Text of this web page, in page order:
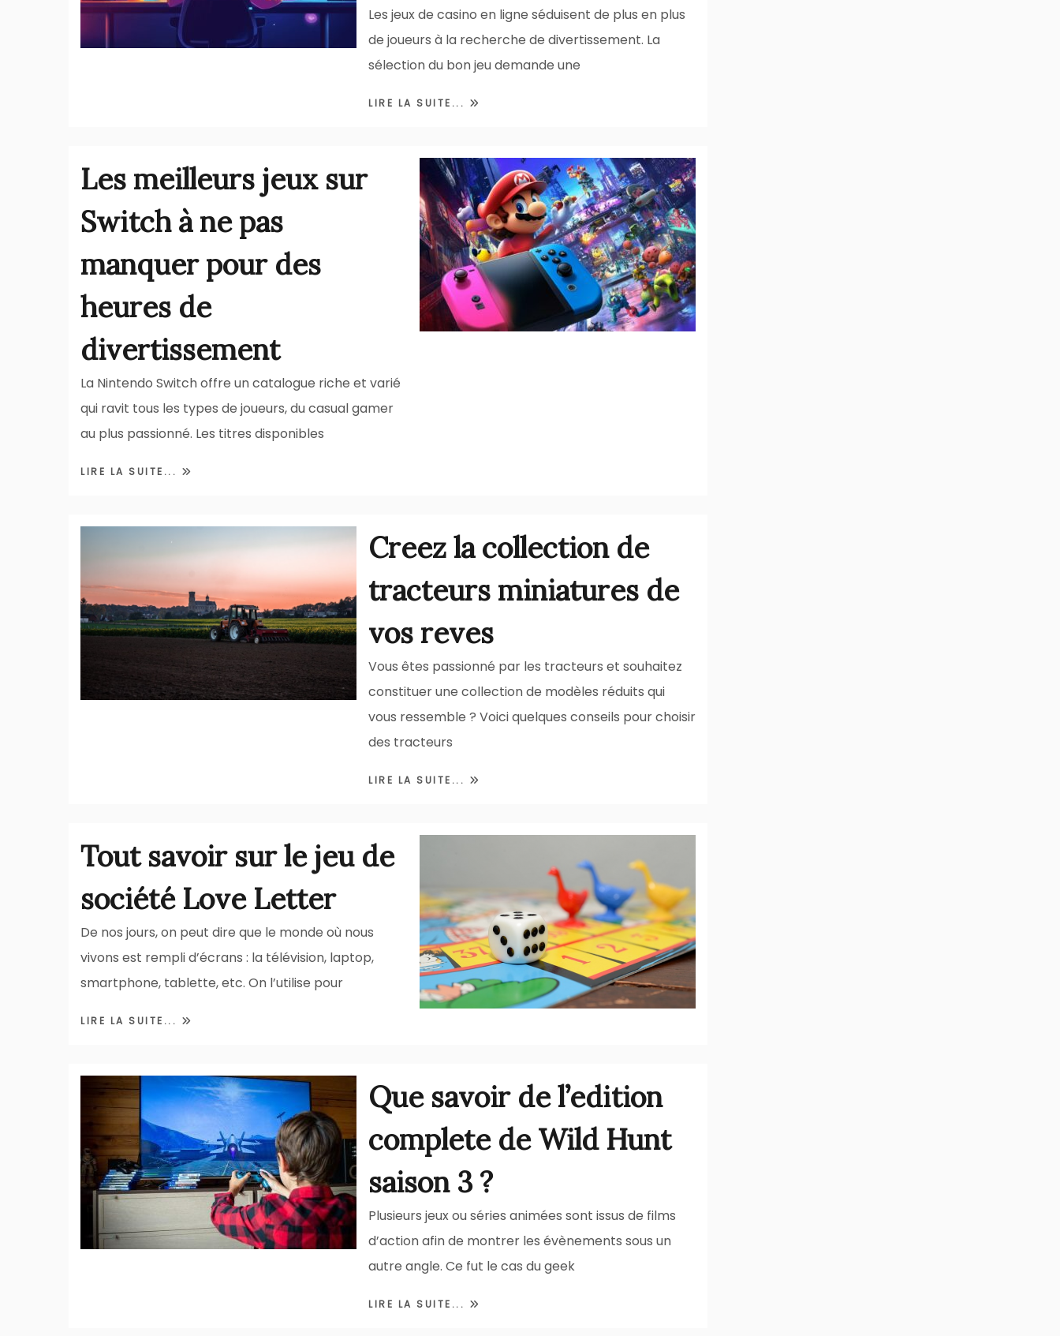
Les jeux de casino en ligne séduisent de plus en plus
de joueurs à la recherche de divertissement. La
sélection du bon jeu demande une
LIRE LA SUITE...
Les meilleurs jeux sur
Switch à ne pas
manquer pour des
heures de
divertissement
La Nintendo Switch offre un catalogue riche et varié
qui ravit tous les types de joueurs, du casual gamer
au plus passionné. Les titres disponibles
LIRE LA SUITE...
Creez la collection de
tracteurs miniatures de
vos reves
Vous êtes passionné par les tracteurs et souhaitez
constituer une collection de modèles réduits qui
vous ressemble ? Voici quelques conseils pour choisir
des tracteurs
LIRE LA SUITE...
Tout savoir sur le jeu de
société Love Letter
De nos jours, on peut dire que le monde où nous
vivons est rempli d’écrans : la télévision, laptop,
smartphone, tablette, etc. On l’utilise pour
LIRE LA SUITE...
Que savoir de l’edition
complete de Wild Hunt
saison 3 ?
Plusieurs jeux ou séries animées sont issus de films
d’action afin de montrer les évènements sous un
autre angle. Ce fut le cas du geek
LIRE LA SUITE...